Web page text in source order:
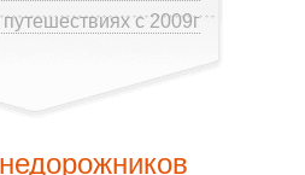
с 2009г